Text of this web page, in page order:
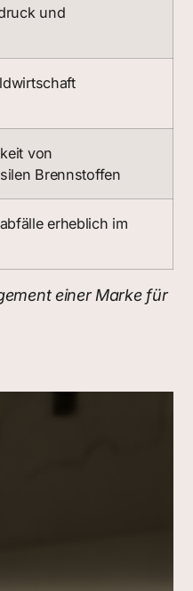
und
von
Brennstoffen
erheblich im
einer Marke für